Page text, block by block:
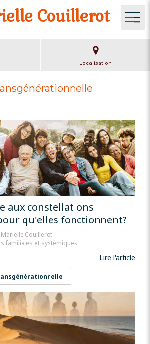
Couillerot
Localisation
aux constellations
qu'elles fonctionnent?
Marielle Couillerot
familiales et systémiques
Lire l'article